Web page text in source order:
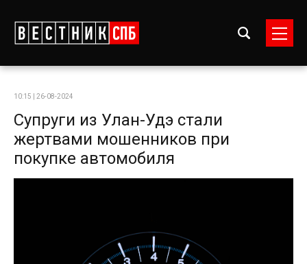
10:15 | 26-08-2024
Супруги из Улан-Удэ стали
жертвами мошенников при
покупке автомобиля